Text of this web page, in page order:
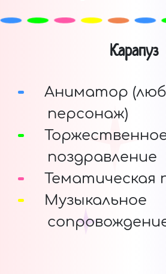
Карапуз
Аниматор
персонаж)
поздравление
Тематическая
Музыкальное